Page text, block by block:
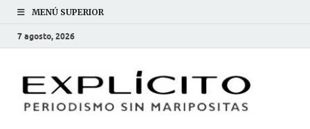
MENÚ SUPERIOR
7 agosto, 2026